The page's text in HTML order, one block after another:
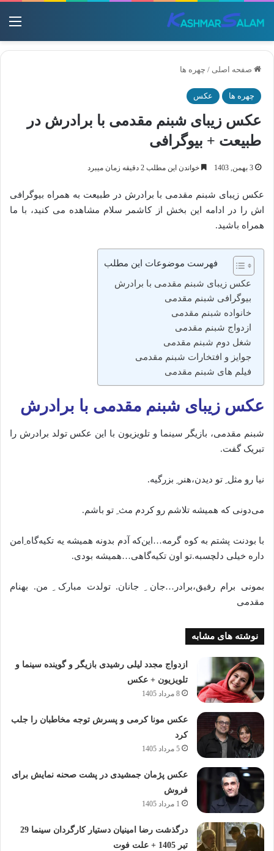
صفحه اصلی / چهره ها
چهره ها عکس
عکس زیبای شبنم مقدمی با برادرش در
طبیعت + بیوگرافی
3 بهمن, 1403 خواندن این مطلب 2 دقیقه زمان میبرد
عکس زیبای شبنم مقدمی با برادرش در طبیعت به همراه بیوگرافی
اش را در ادامه این بخش از کاشمر سلام مشاهده می کنید، با ما
همراه باشید.
فهرست موضوعات این مطلب
عکس زیبای شبنم مقدمی با برادرش
بیوگرافی شبنم مقدمی
خانواده شبنم مقدمی
ازدواج شبنم مقدمی
شغل دوم شبنم مقدمی
جوایز و افتخارات شبنم مقدمی
فیلم های شبنم مقدمی
عکس زیبای شبنم مقدمی با برادرش
شبنم مقدمی، بازیگر سینما و تلویزیون با این عکس تولد برادرش را
تبریک گفت.
نیا رو مثل ِ تو دیدن،هنر ِ بزرگیه.
می‌دونی که همیشه تلاشم رو کردم مث ِ تو باشم.
با بودنت پشتم به کوه گرمه…این‌که آدم بدونه همیشه یه تکیه‌گاه ِامن
داره خیلی دلچسبه.تو اون تکیه‌گاهی…همیشه بودی.
بمونی برام رفیق،برادر…جان ِ جانان. تولدت مبارک ِ من. بهنام
مقدمی
نوشته های مشابه
ازدواج مجدد لیلی رشیدی بازیگر و گوینده سینما و
تلویزیون + عکس
8 مرداد 1405
عکس مونا کرمی و پسرش توجه مخاطبان را جلب
کرد
5 مرداد 1405
عکس پژمان جمشیدی در پشت صحنه نمایش برای
فروش
1 مرداد 1405
درگذشت رضا امینیان دستیار کارگردان سینما 29
تیر 1405 + علت فوت